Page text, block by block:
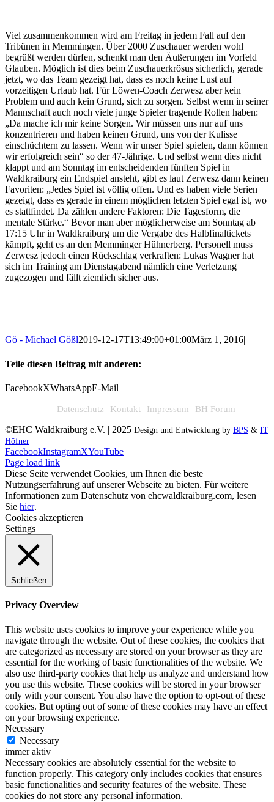
Viel zusammenkommen wird am Freitag in jedem Fall auf den
Tribünen in Memmingen. Über 2000 Zuschauer werden wohl
begrüßt werden dürfen, schenkt man den Äußerungen im Vorfeld
Glauben. Möglich ist dies beim Zuschauerkrösus sicherlich, gerade
jetzt, wo das Team gezeigt hat, dass es noch keine Lust auf
vorzeitigen Urlaub hat. Für Löwen-Coach Zerwesz aber kein
Problem und auch kein Grund, sich zu sorgen. Selbst wenn in seiner
Mannschaft auch noch viele junge Spieler tragende Rollen haben:
„Da mache ich mir keine Sorgen. Wir müssen uns nur auf uns
konzentrieren und haben keinen Grund, uns von der Kulisse
einschüchtern zu lassen. Wenn wir unser Spiel spielen, dann können
wir erfolgreich sein“ so der 47-Jährige. Und selbst wenn dies nicht
klappt und am Sonntag im entscheidenden fünften Spiel in
Waldkraiburg ein Endspiel ansteht, gibt es laut Zerwesz dann keinen
Favoriten: „Jedes Spiel ist völlig offen. Und es haben viele Serien
gezeigt, dass es gerade in einem möglichen letzten Spiel egal ist, wo
es stattfindet. Da zählen andere Faktoren: Die Tagesform, die
mentale Stärke.“ Bevor man aber möglicherweise am Sonntag ab
17:15 Uhr in Waldkraiburg um die Vergabe des Halbfinaltickets
kämpft, geht es an den Memminger Hühnerberg. Personell muss
Zerwesz jedoch einen Rückschlag verkraften: Lukas Wagner hat
sich im Training am Dienstagabend nämlich eine Verletzung
zugezogen und fällt ziemlich sicher aus.
Gö - Michael Gößl2019-12-17T13:49:00+01:00März 1, 2016|
Teile diesen Beitrag mit anderen:
FacebookXWhatsAppE-Mail
Datenschutz Kontakt Impressum BH Forum
©EHC Waldkraiburg e.V. | 2025 Design und Entwicklung by BPS & IT
Höfner
FacebookInstagramXYouTube
Page load link
Diese Seite verwendet Cookies, um Ihnen die beste
Nutzungserfahrung auf unserer Webseite zu bieten. Für weitere
Informationen zum Datenschutz von ehcwaldkraiburg.com, lesen
Sie hier.
Cookies akzeptieren
Settings
Schließen
Privacy Overview
This website uses cookies to improve your experience while you
navigate through the website. Out of these cookies, the cookies that
are categorized as necessary are stored on your browser as they are
essential for the working of basic functionalities of the website. We
also use third-party cookies that help us analyze and understand how
you use this website. These cookies will be stored in your browser
only with your consent. You also have the option to opt-out of these
cookies. But opting out of some of these cookies may have an effect
on your browsing experience.
Necessary
Necessary
immer aktiv
Necessary cookies are absolutely essential for the website to
function properly. This category only includes cookies that ensures
basic functionalities and security features of the website. These
cookies do not store any personal information.